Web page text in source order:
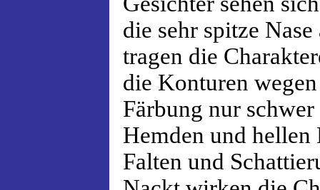
die sehr spitze
tragen die
die Konturen
Färbung nur
Hemden und
Falten und